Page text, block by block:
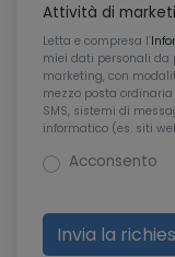
Attività di
Letta e compresa l’
miei dati personali da
marketing, con
mezzo posta
SMS, sistemi di
informatico (es. siti
Acconsento